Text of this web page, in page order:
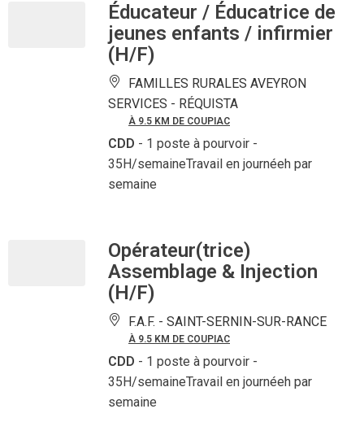
Éducateur / Éducatrice de
jeunes enfants / infirmier
(H/F)
FAMILLES RURALES AVEYRON
SERVICES - RÉQUISTA
À 9.5 KM DE COUPIAC
CDD - 1 poste à pourvoir -
35H/semaineTravail en journéeh par
semaine
Opérateur(trice)
Assemblage & Injection
(H/F)
F.A.F. - SAINT-SERNIN-SUR-RANCE
À 9.5 KM DE COUPIAC
CDD - 1 poste à pourvoir -
35H/semaineTravail en journéeh par
semaine